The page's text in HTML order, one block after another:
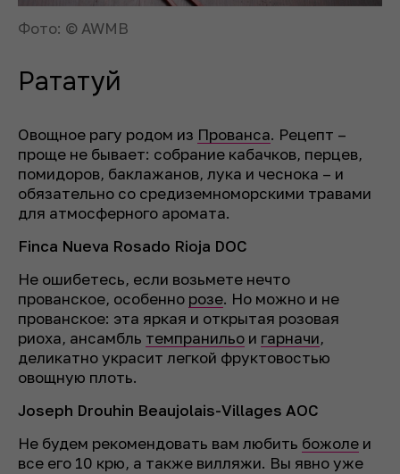
Фото: © AWMB
Рататуй
Овощное рагу родом из Прованса. Рецепт –
проще не бывает: собрание кабачков, перцев,
помидоров, баклажанов, лука и чеснока – и
обязательно со средиземноморскими травами
для атмосферного аромата.
Finca Nueva Rosado Rioja DOC
Не ошибетесь, если возьмете нечто
прованское, особенно розе. Но можно и не
прованское: эта яркая и открытая розовая
риоха, ансамбль темпранильо и гарначи,
деликатно украсит легкой фруктовостью
овощную плоть.
Joseph Drouhin Beaujolais-Villages АОС
Не будем рекомендовать вам любить божоле и
все его 10 крю, а также вилляжи. Вы явно уже